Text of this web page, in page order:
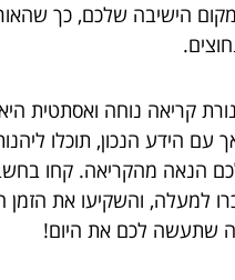
הישיבה שלכם, כך שהאור
קריאה נוחה ואסתטית
הידע הנכון, תוכלו
הנאה מהקריאה. קחו
למעלה, והשקיעו את הזמן
שתעשה לכם את היום!